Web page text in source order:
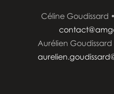
Céline Goudissard
Aurélien Goudissard